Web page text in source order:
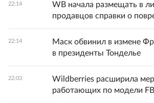
22:14
WB начала размещать в
продавцов справки о
22:14
Маск обвинил в измене
в президенты Тонделье
22:03
Wildberries расширила
работающих по модели